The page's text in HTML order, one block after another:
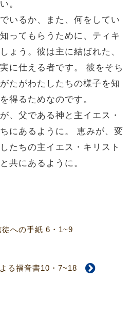
。
いるか、また、何をしてい
ってもらうために、ティキ
ょう。彼は主に結ばれた、
に仕える者です。
彼をそち
たがわたしたちの様子を知
得るためなのです。
、父である神と主イエス・
にあるように。
恵みが、変
たちの主イエス・キリスト
共にあるように。
徒への手紙 6・1~9
る福音書10・7~18